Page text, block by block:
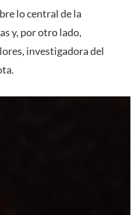
lo central de la
y, por otro lado,
investigadora del